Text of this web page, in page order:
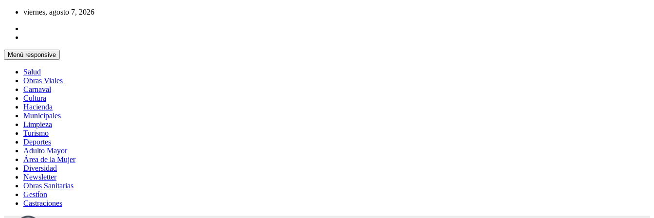
Saltar
contenido
viernes, agosto 7, 2026
Menú responsive
Salud
Obras Viales
Carnaval
Cultura
Hacienda
Municipales
Limpieza
Turismo
Deportes
Adulto Mayor
Área de la Mujer
Diversidad
Newsletter
Obras Sanitarias
Gestíon
Castraciones